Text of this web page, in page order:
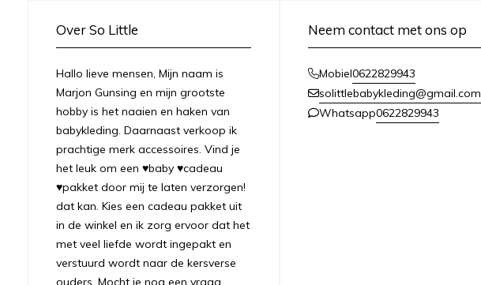
Over So Little
Hallo lieve mensen, Mijn naam is
Marjon Gunsing en mijn grootste
hobby is het naaien en haken van
babykleding. Daarnaast verkoop ik
prachtige merk accessoires. Vind je
het leuk om een ♥baby ♥cadeau
♥pakket door mij te laten verzorgen!
dat kan. Kies een cadeau pakket uit
in de winkel en ik zorg ervoor dat het
met veel liefde wordt ingepakt en
verstuurd wordt naar de kersverse
ouders. Mocht je nog een vraag
Neem contact met ons op
Mobiel0622829943
solittlebabykleding@gmail.com
Whatsapp0622829943